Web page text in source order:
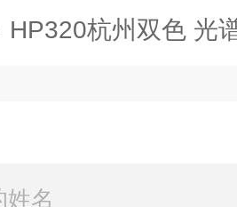
HP320杭州双色 光